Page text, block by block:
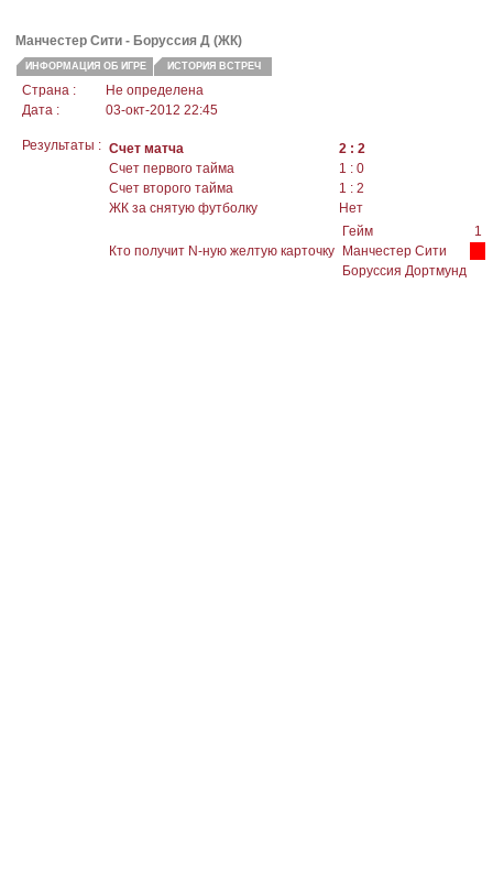
Манчестер Сити - Боруссия Д (ЖК)
ИНФОРМАЦИЯ ОБ ИГРЕ ИСТОРИЯ ВСТРЕЧ
Страна :
Не определена
Дата :
03-окт-2012 22:45
Результаты : Счет матча
2 : 2
Счет первого тайма
1 : 0
Счет второго тайма
1 : 2
ЖК за снятую футболку
Нет
Кто получит N-ную желтую карточку
Гейм
1
Манчестер Сити
Боруссия Дортмунд